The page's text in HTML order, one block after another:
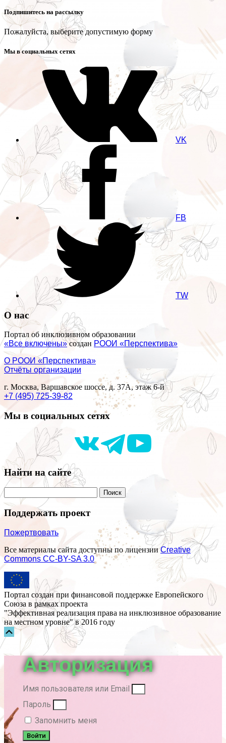
Подпишитесь на рассылку
Пожалуйста, выберите допустимую форму
Мы в социальных сетях
VK
FB
TW
О нас
Портал об инклюзивном образовании
«Все включены»создан РООИ «Перспектива»
О РООИ «Перспектива»
Отчёты организации
г. Москва, Варшавское шоссе, д. 37А, этаж 6-й
+7 (495) 725-39-82
Мы в социальных сетях
Найти на сайте
Поддержать проект
Пожертвовать
Все материалы сайта доступны по лицензииCreative
Commons СС-BY-SA 3.0
Портал создан при финансовой поддержке Европейского
Союза в рамках проекта
"Эффективная реализация права на инклюзивное образование
на местном уровне" в 2016 году
Прокрутка
вверх
Авторизация
Имя пользователя или Email
Пароль
Запомнить меня
Войти